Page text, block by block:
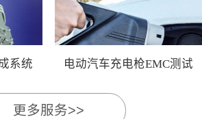
系统
电动汽车充电枪EMC测试
更多服务>>